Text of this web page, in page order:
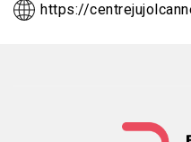
https://